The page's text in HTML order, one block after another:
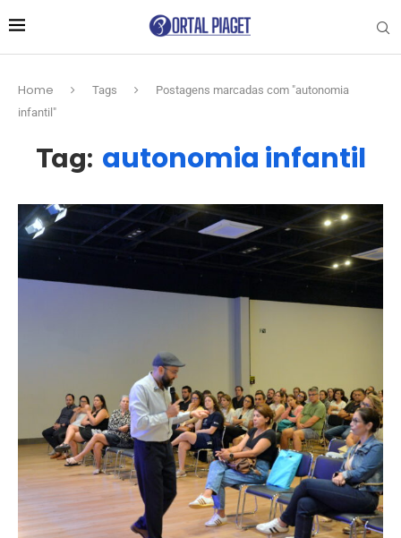
Home Tags
Postagens marcadas com "autonomia
infantil"
Tag: autonomia infantil